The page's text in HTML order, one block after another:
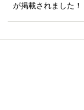
が掲載されました！